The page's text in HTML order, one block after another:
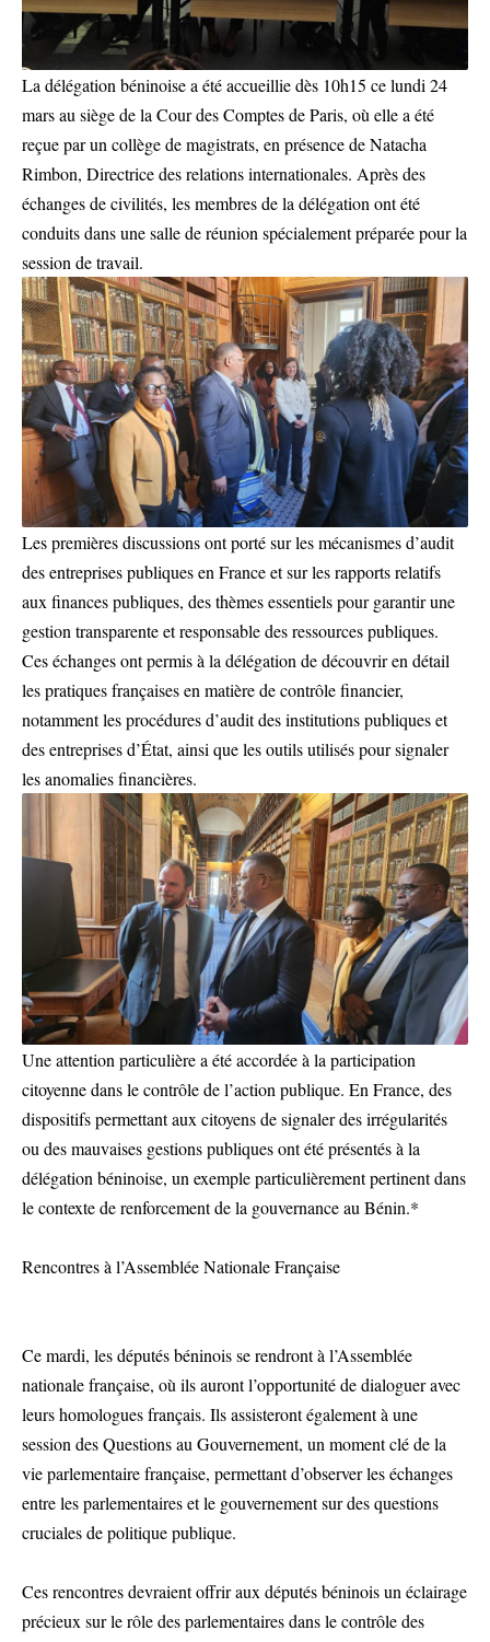
La délégation béninoise a été accueillie dès 10h15 ce lundi 24
mars au siège de la Cour des Comptes de Paris, où elle a été
reçue par un collège de magistrats, en présence de Natacha
Rimbon, Directrice des relations internationales. Après des
échanges de civilités, les membres de la délégation ont été
conduits dans une salle de réunion spécialement préparée pour la
session de travail.
Les premières discussions ont porté sur les mécanismes d’audit
des entreprises publiques en France et sur les rapports relatifs
aux finances publiques, des thèmes essentiels pour garantir une
gestion transparente et responsable des ressources publiques.
Ces échanges ont permis à la délégation de découvrir en détail
les pratiques françaises en matière de contrôle financier,
notamment les procédures d’audit des institutions publiques et
des entreprises d’État, ainsi que les outils utilisés pour signaler
les anomalies financières.
Une attention particulière a été accordée à la participation
citoyenne dans le contrôle de l’action publique. En France, des
dispositifs permettant aux citoyens de signaler des irrégularités
ou des mauvaises gestions publiques ont été présentés à la
délégation béninoise, un exemple particulièrement pertinent dans
le contexte de renforcement de la gouvernance au Bénin.*
Rencontres à l’Assemblée Nationale Française
Ce mardi, les députés béninois se rendront à l’Assemblée
nationale française, où ils auront l’opportunité de dialoguer avec
leurs homologues français. Ils assisteront également à une
session des Questions au Gouvernement, un moment clé de la
vie parlementaire française, permettant d’observer les échanges
entre les parlementaires et le gouvernement sur des questions
cruciales de politique publique.
Ces rencontres devraient offrir aux députés béninois un éclairage
précieux sur le rôle des parlementaires dans le contrôle des